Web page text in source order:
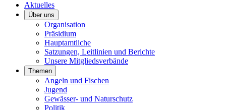
Aktuelles
Über uns
Organisation
Präsidium
Hauptamtliche
Satzungen, Leitlinien und Berichte
Unsere Mitgliedsverbände
Themen
Angeln und Fischen
Jugend
Gewässer- und Naturschutz
Politik